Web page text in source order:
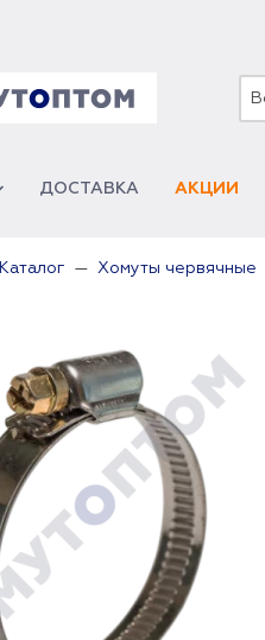
ДОСТАВКА АКЦИИ
Каталог Хомуты червячные